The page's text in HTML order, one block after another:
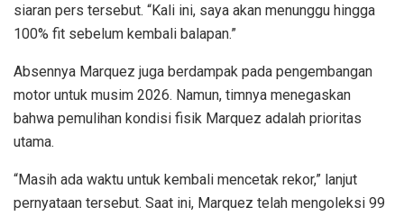
siaran pers tersebut. “Kali ini, saya akan menunggu hingga
100% fit sebelum kembali balapan.”
Absennya Marquez juga berdampak pada pengembangan
motor untuk musim 2026. Namun, timnya menegaskan
bahwa pemulihan kondisi fisik Marquez adalah prioritas
utama.
“Masih ada waktu untuk kembali mencetak rekor,” lanjut
pernyataan tersebut. Saat ini, Marquez telah mengoleksi 99